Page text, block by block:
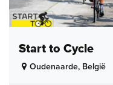
Start to Cycle
Oudenaarde, België